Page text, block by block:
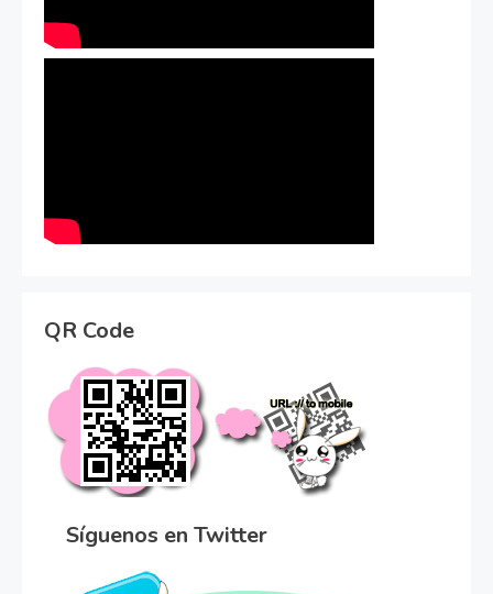
QR Code
Síguenos en Twitter